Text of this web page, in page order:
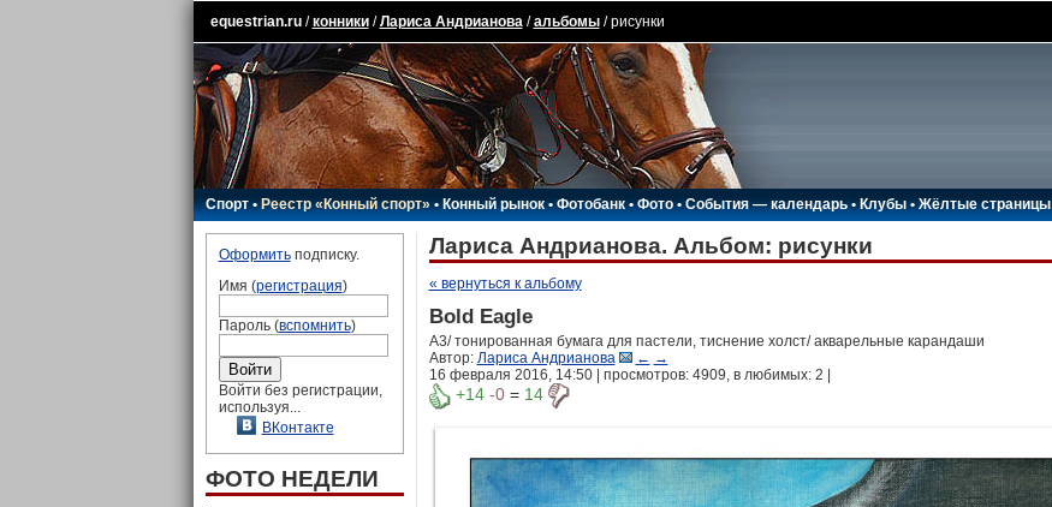
equestrian.ru/конники/Лариса Андрианова/альбомы/ рисунки
Спорт•Реестр «Конный спорт»•Конный рынок•Фотобанк •Фото•События — календарь•Клубы •Жёлтые страницы
Оформитьподписку.
Имя (регистрация)
Пароль (вспомнить)
Войти без регистрации,
используя...
ВКонтакте
ФОТО НЕДЕЛИ
Лариса Андрианова. Альбом: рисунки
« вернуться к альбому
Bold Eagle
А3/ тонированная бумага для пастели, тиснение холст/ акварельные карандаши
Автор: Лариса Андрианова ← →
16 февраля 2016, 14:50 | просмотров: 4909, в любимых: 2
+14 -0= 14